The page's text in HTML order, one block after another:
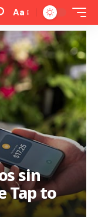
Aa
sin
Tap to